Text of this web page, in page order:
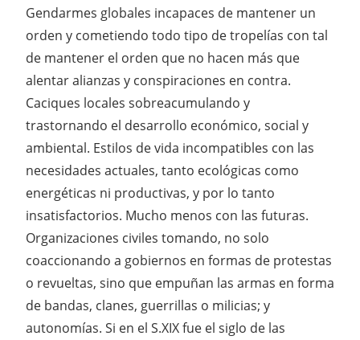
Gendarmes globales incapaces de mantener un
orden y cometiendo todo tipo de tropelías con tal
de mantener el orden que no hacen más que
alentar alianzas y conspiraciones en contra.
Caciques locales sobreacumulando y
trastornando el desarrollo económico, social y
ambiental. Estilos de vida incompatibles con las
necesidades actuales, tanto ecológicas como
energéticas ni productivas, y por lo tanto
insatisfactorios. Mucho menos con las futuras.
Organizaciones civiles tomando, no solo
coaccionando a gobiernos en formas de protestas
o revueltas, sino que empuñan las armas en forma
de bandas, clanes, guerrillas o milicias; y
autonomías. Si en el S.XIX fue el siglo de las